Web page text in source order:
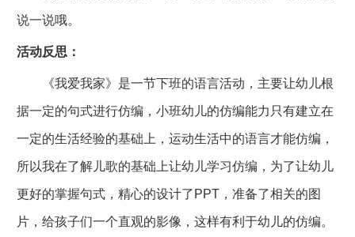
说一说哦。
活动反思：
《我爱我家》是一节下班的语言活动，主要让幼儿根
据一定的句式进行仿编，小班幼儿的仿编能力只有建立在
一定的生活经验的基础上，运动生活中的语言才能仿编，
所以我在了解儿歌的基础上让幼儿学习仿编，为了让幼儿
更好的掌握句式，精心的设计了PPT，准备了相关的图
片，给孩子们一个直观的影像，这样有利于幼儿的仿编。